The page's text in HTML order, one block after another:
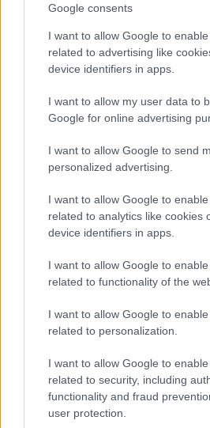
Google consents
I want to allow Google to
related to advertising like
device identifiers in apps.
I want to allow my user data to
Google for online advertising
I want to allow Google to send
personalized advertising.
I want to allow Google to
related to analytics like cookies
device identifiers in apps.
I want to allow Google to
related to functionality of the
I want to allow Google to
related to personalization.
I want to allow Google to
related to security, including
functionality and fraud
user protection.
Ο 49χρονος συνελήφθη την
μετά τη διακομιδή της
«Άγιος Ανδρέας» της Πάτρας,
εξετάσεις στις οποίες
κάταγμα ινιακού οστού, με
διασωληνωθεί. Μάλιστα, την
κρίθηκε αναγκαία από τους
της 41χρονης στο ΚΑΤ, στην
Ο 49χρονος έχει οδηγηθεί στις
Κορυδαλλού, ενώ, βάσει των
41χρονη γυναίκα είχε πέσει
τον σύντροφό της κι άλλες
είχα πρόθεση να της κάνω
ασήμαντη αφορμή και με
στο συγκεκριμένο
χωρίς να έχω στο μυαλό μου
αυτό. Δεν τη χτύπησα με
αποδέχομαι αυτό, μονάχα την